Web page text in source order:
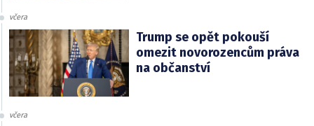
včera
Trump se opět pokouší
omezit novorozencům práva
na občanství
včera